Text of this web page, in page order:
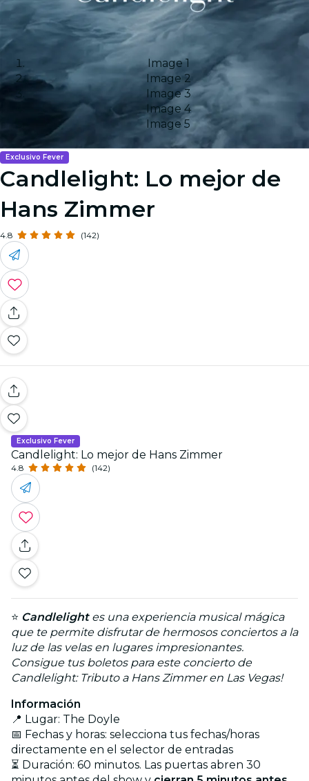
Image 1
Image 2
Image 3
Image 4
Image 5
Exclusivo Fever
Candlelight: Lo mejor de
Hans Zimmer
4.8 (142)
Exclusivo Fever
Candlelight: Lo mejor de Hans Zimmer
4.8 (142)
⭐ Candlelightes una experiencia musical mágica
que te permite disfrutar de hermosos conciertos a la
luz de las velas en lugares impresionantes.
Consigue tus boletos para este concierto de
Candlelight: Tributo a Hans Zimmer en Las Vegas!
Información
📍 Lugar: The Doyle
📅 Fechas y horas: selecciona tus fechas/horas
directamente en el selector de entradas
⏳ Duración: 60 minutos. Las puertas abren 30